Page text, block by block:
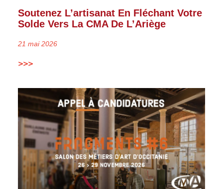
Soutenez L’artisanat En Fléchant Votre
Solde Vers La CMA De L’Ariège
21 mai 2026
>>>